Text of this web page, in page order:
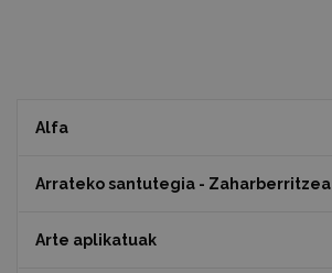
Alfa
Arrateko santutegia - Zaharberritzea
Arte aplikatuak